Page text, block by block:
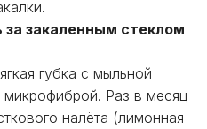
закаленным стеклом
губка с мыльной
Раз в месяц
налёта (лимонная